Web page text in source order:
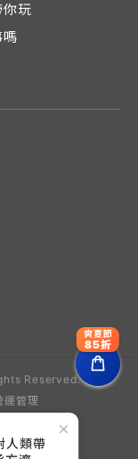
×
人類帶
你玩
嗎
Reserved.
運管理
爽夏節
85折